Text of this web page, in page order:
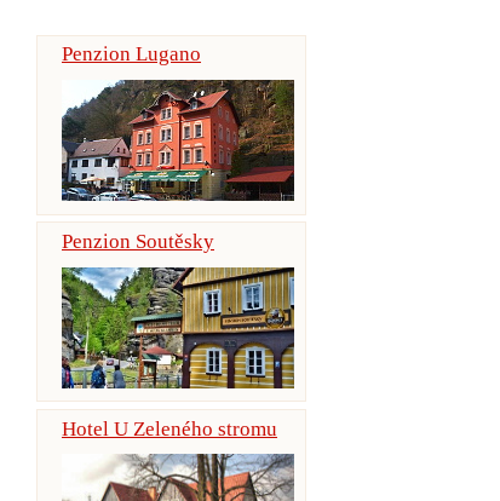
Penzion Lugano
Penzion Soutěsky
Hotel U Zeleného stromu